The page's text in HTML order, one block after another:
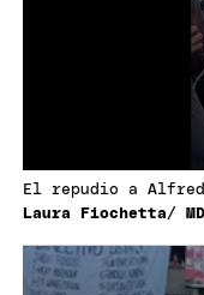
El repudio a
Laura Fiochetta/